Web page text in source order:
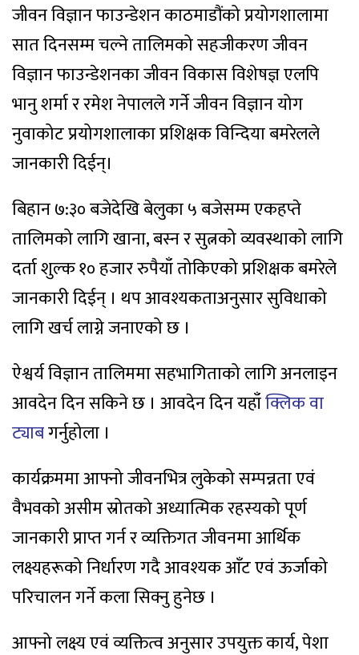
जीवन विज्ञान फाउन्डेशन काठमाडौंको प्रयोगशालामा
सात दिनसम्म चल्ने तालिमको सहजीकरण जीवन
विज्ञान फाउन्डेशनका जीवन विकास विशेषज्ञ एलपि
भानु शर्मा र रमेश नेपालले गर्ने जीवन विज्ञान योग
नुवाकोट प्रयोगशालाका प्रशिक्षक विन्दिया बमरेलले
जानकारी दिईन्।
बिहान ७:३० बजेदेखि बेलुका ५ बजेसम्म एकहप्ते
तालिमको लागि खाना, बस्न र सुत्नको व्यवस्थाको लागि
दर्ता शुल्क १० हजार रुपैयाँ तोकिएको प्रशिक्षक बमरेले
जानकारी दिईन् । थप आवश्यकताअनुसार सुविधाको
लागि खर्च लाग्ने जनाएको छ ।
ऐश्वर्य विज्ञान तालिममा सहभागिताको लागि अनलाइन
आवदेन दिन सकिने छ । आवदेन दिन यहाँक्लिक वा
ट्याबगर्नुहोला ।
कार्यक्रममा आफ्नो जीवनभित्र लुकेको सम्पन्नता एवं
वैभवको असीम स्रोतको अध्यात्मिक रहस्यको पूर्ण
जानकारी प्राप्त गर्न र व्यक्तिगत जीवनमा आर्थिक
लक्ष्यहरूको निर्धारण गदै आवश्यक आँट एवं ऊर्जाको
परिचालन गर्ने कला सिक्नु हुनेछ ।
आफ्नो लक्ष्य एवं व्यक्तित्व अनुसार उपयुक्त कार्य, पेशा